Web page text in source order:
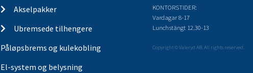
Akselpakker
Ubremsede tilhengere
Påløpsbrems og kulekobling
El-system og belysning
KONTORSTIDER:
Vardagar 8-17
Lunchstängt 12.30-13
Copyright © Valeryd AB. All rights reserved.